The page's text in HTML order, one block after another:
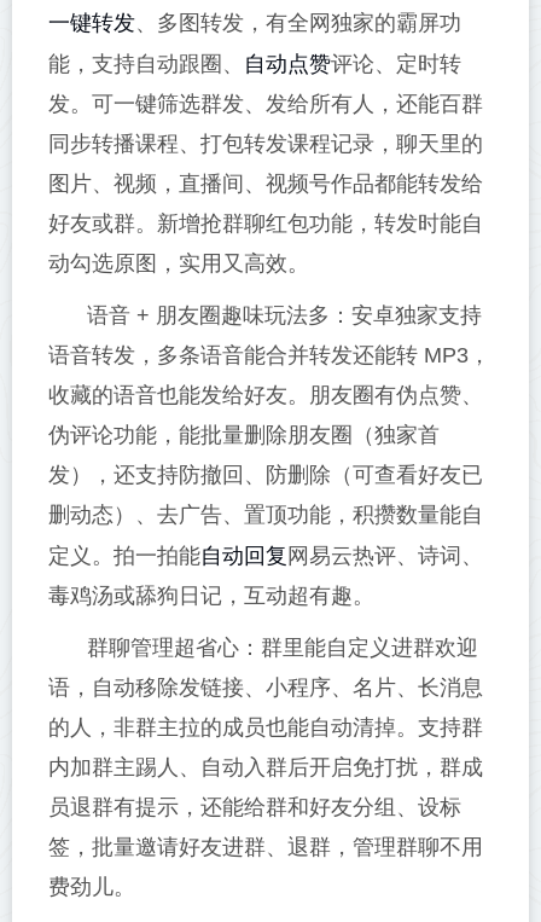
一键转发、多图转发，有全网独家的霸屏功
能，支持自动跟圈、 自动点赞评论、定时转
发。可一键筛选群发、发给所有人，还能百群
同步转播课程、打包转发课程记录，聊天里的
图片、视频，直播间、视频号作品都能转发给
好友或群。新增抢群聊红包功能，转发时能自
动勾选原图，实用又高效。
语音 + 朋友圈趣味玩法多：安卓独家支持
语音转发，多条语音能合并转发还能转 MP3，
收藏的语音也能发给好友。朋友圈有伪点赞、
伪评论功能，能批量删除朋友圈（独家首
发），还支持防撤回、防删除（可查看好友已
删动态）、去广告、置顶功能，积攒数量能自
定义。拍一拍能自动回复 网易云热评、诗词、
毒鸡汤或舔狗日记，互动超有趣。
群聊管理超省心：群里能自定义进群欢迎
语，自动移除发链接、小程序、名片、长消息
的人，非群主拉的成员也能自动清掉。支持群
内加群主踢人、自动入群后开启免打扰，群成
员退群有提示，还能给群和好友分组、设标
签，批量邀请好友进群、退群，管理群聊不用
费劲儿。